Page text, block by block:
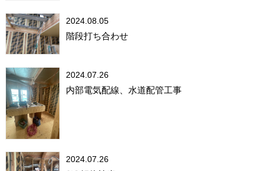
2024.08.05
階段打ち合わせ
2024.07.26
内部電気配線、水道配管工事
2024.07.26